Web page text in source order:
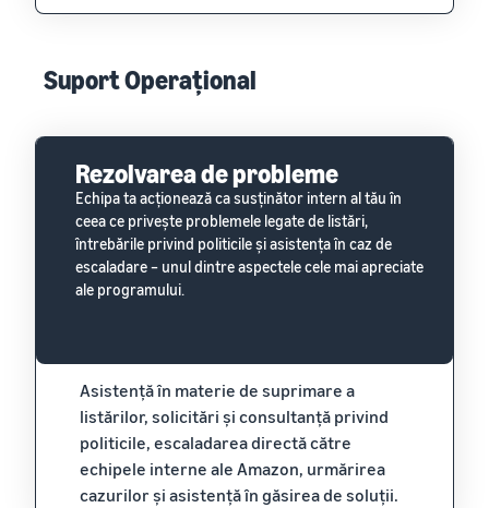
Suport Operațional
Rezolvarea de probleme
Echipa ta acționează ca susținător intern al tău în
ceea ce privește problemele legate de listări,
întrebările privind politicile și asistența în caz de
escaladare – unul dintre aspectele cele mai apreciate
ale programului.
Asistență în materie de suprimare a
listărilor, solicitări și consultanță privind
politicile, escaladarea directă către
echipele interne ale Amazon, urmărirea
cazurilor și asistență în găsirea de soluții.